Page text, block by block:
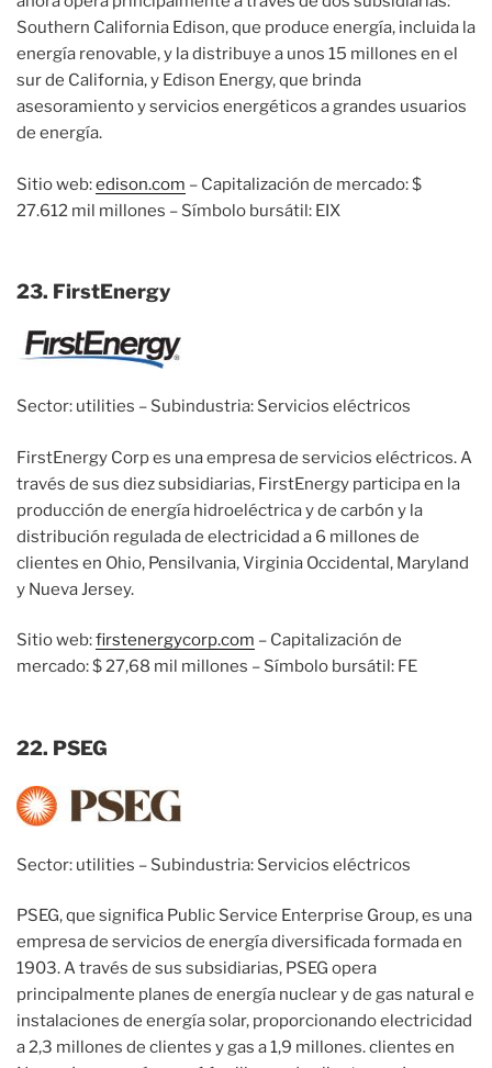
Southern California Edison, que produce energía, incluida la
energía renovable, y la distribuye a unos 15 millones en el
sur de California, y Edison Energy, que brinda
asesoramiento y servicios energéticos a grandes usuarios
de energía.
Sitio web:edison.com – Capitalización de mercado: $
27.612 mil millones – Símbolo bursátil: EIX
23. FirstEnergy
Sector: utilities – Subindustria: Servicios eléctricos
FirstEnergy Corp es una empresa de servicios eléctricos. A
través de sus diez subsidiarias, FirstEnergy participa en la
producción de energía hidroeléctrica y de carbón y la
distribución regulada de electricidad a 6 millones de
clientes en Ohio, Pensilvania, Virginia Occidental, Maryland
y Nueva Jersey.
Sitio web:firstenergycorp.com – Capitalización de
mercado: $ 27,68 mil millones – Símbolo bursátil: FE
22. PSEG
Sector: utilities – Subindustria: Servicios eléctricos
PSEG, que significa Public Service Enterprise Group, es una
empresa de servicios de energía diversificada formada en
1903. A través de sus subsidiarias, PSEG opera
principalmente planes de energía nuclear y de gas natural e
instalaciones de energía solar, proporcionando electricidad
a 2,3 millones de clientes y gas a 1,9 millones. clientes en